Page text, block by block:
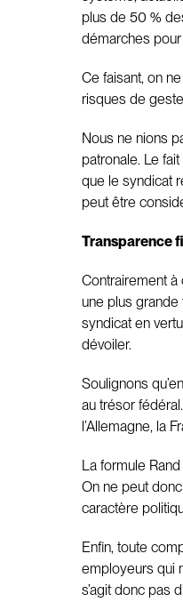
plus de 50 %
démarches pour
Ce faisant, on
risques de
Nous ne nions
patronale. Le
que le syndicat
peut être
Transparence
Contrairement à
une plus grande
syndicat en
dévoiler.
Soulignons
au trésor
l’Allemagne, la
La formule
On ne peut
caractère
Enfin, toute
employeurs qui
s’agit donc pas